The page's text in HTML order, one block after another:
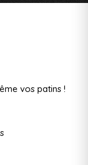
vos patins !